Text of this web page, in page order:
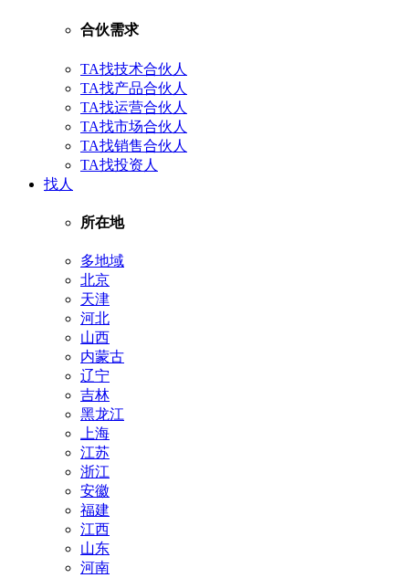
合伙需求
TA找技术合伙人
TA找产品合伙人
TA找运营合伙人
TA找市场合伙人
TA找销售合伙人
TA找投资人
找人
所在地
多地域
北京
天津
河北
山西
内蒙古
辽宁
吉林
黑龙江
上海
江苏
浙江
安徽
福建
江西
山东
河南